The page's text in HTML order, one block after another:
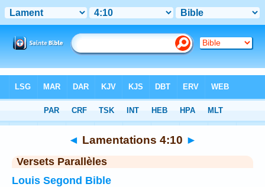
> Chapitre 4 > Verset 10
◄ Lamentations 4:10 ►
Versets Parallèles
Louis Segond Bible